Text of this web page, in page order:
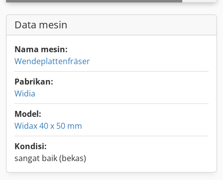
Data mesin
Nama mesin:
Wendeplattenfräser
Pabrikan:
Widia
Model:
Widax 40 x 50 mm
Kondisi:
sangat baik (bekas)